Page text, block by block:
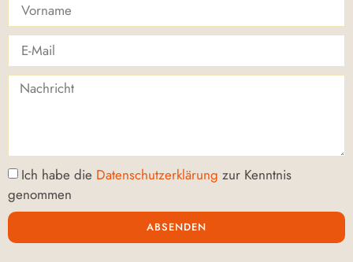
Ich habe die Datenschutzerklärung zur Kenntnis
genommen
ABSENDEN